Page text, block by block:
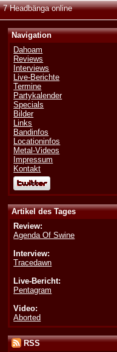
7 Headbänga online
Navigation
Dahoam
Reviews
Interviews
Live-Berichte
Termine
Partykalender
Specials
Bilder
Links
Bandinfos
Locationinfos
Metal-Videos
Impressum
Kontakt
Artikel des Tages
Review:
Agenda Of Swine
Interview:
Tracedawn
Live-Bericht:
Pentagram
Video:
Aborted
RSS